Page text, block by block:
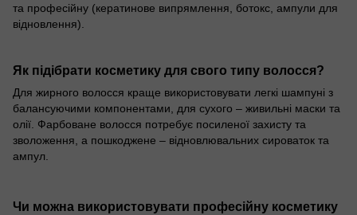
та професійну (кератинове випрямлення, ботокс, ампули для
відновлення).
Як підібрати косметику для свого типу волосся?
Для жирного волосся краще використовувати легкі шампуні з
балансуючими компонентами, для сухого – живильні маски та
олії. Фарбоване волосся потребує посиленої захисту та
зволоження, а пошкоджене – відновлювальних сироваток та
ампул.
Чи можна використовувати професійну косметику